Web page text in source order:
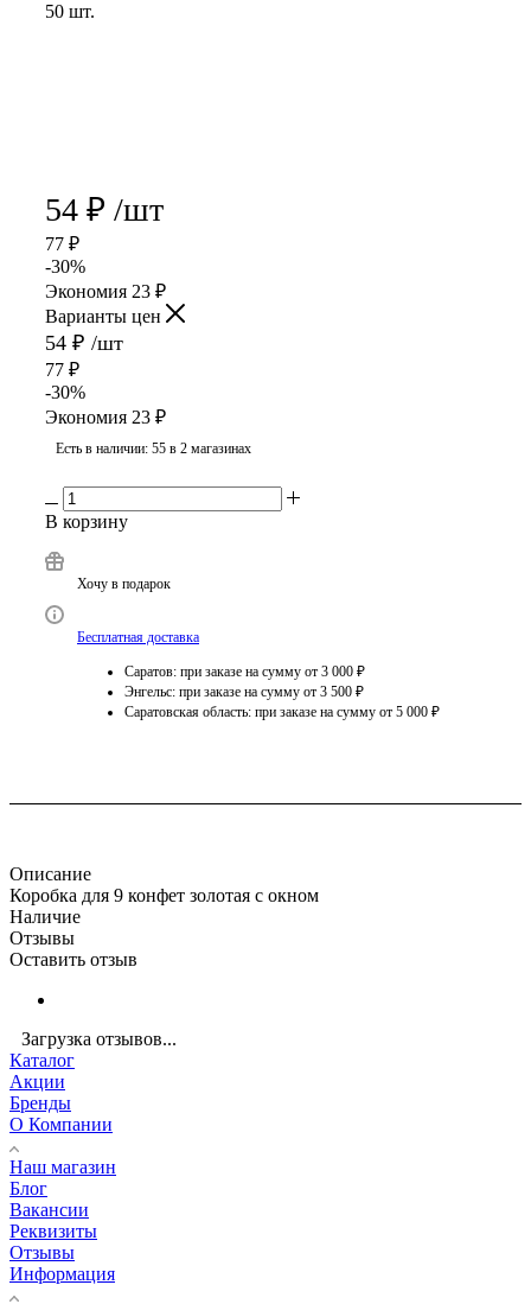
50 шт.
54 ₽ /шт
77 ₽
-30%
Экономия 23 ₽
Варианты цен
54 ₽ /шт
77 ₽
-30%
Экономия 23 ₽
Есть в наличии: 55 в 2 магазинах
В корзину
Хочу в подарок
Бесплатная доставка
Саратов: при заказе на сумму от 3 000 ₽
Энгельс: при заказе на сумму от 3 500 ₽
Саратовская область: при заказе на сумму от 5 000 ₽
Описание
Коробка для 9 конфет золотая с окном
Наличие
Отзывы
Оставить отзыв
Загрузка отзывов...
Каталог
Акции
Бренды
О Компании
Наш магазин
Блог
Вакансии
Реквизиты
Отзывы
Информация